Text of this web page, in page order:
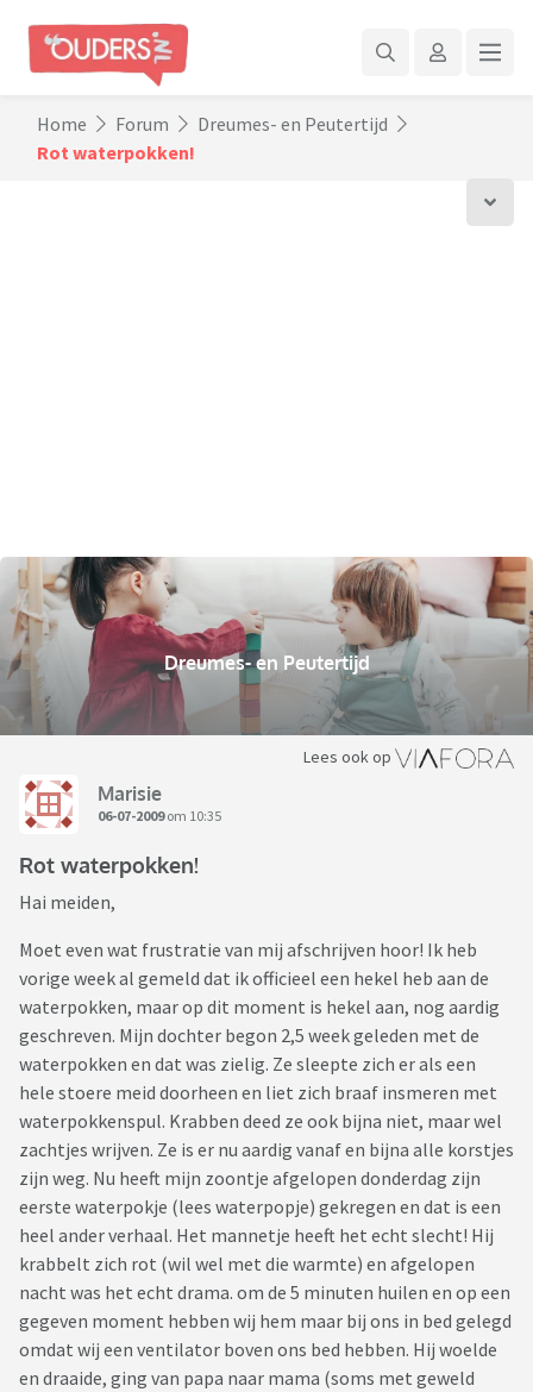
Home Forum
Dreumes- en Peutertijd
Rot waterpokken!
Dreumes- en Peutertijd
Lees ook op
Marisie
06-07-2009om 10:35
Rot waterpokken!
Hai meiden,
Moet even wat frustratie van mij afschrijven hoor! Ik heb
vorige week al gemeld dat ik officieel een hekel heb aan de
waterpokken, maar op dit moment is hekel aan, nog aardig
geschreven. Mijn dochter begon 2,5 week geleden met de
waterpokken en dat was zielig. Ze sleepte zich er als een
hele stoere meid doorheen en liet zich braaf insmeren met
waterpokkenspul. Krabben deed ze ook bijna niet, maar wel
zachtjes wrijven. Ze is er nu aardig vanaf en bijna alle korstjes
zijn weg. Nu heeft mijn zoontje afgelopen donderdag zijn
eerste waterpokje (lees waterpopje) gekregen en dat is een
heel ander verhaal. Het mannetje heeft het echt slecht! Hij
krabbelt zich rot (wil wel met die warmte) en afgelopen
nacht was het echt drama. om de 5 minuten huilen en op een
gegeven moment hebben wij hem maar bij ons in bed gelegd
omdat wij een ventilator boven ons bed hebben. Hij woelde
en draaide, ging van papa naar mama (soms met geweld